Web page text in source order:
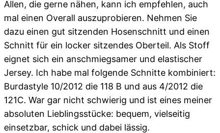
Allen, die gerne nähen, kann ich empfehlen, auch
mal einen Overall auszuprobieren. Nehmen Sie
dazu einen gut sitzenden Hosenschnitt und einen
Schnitt für ein locker sitzendes Oberteil. Als Stoff
eignet sich ein anschmiegsamer und elastischer
Jersey. Ich habe mal folgende Schnitte kombiniert:
Burdastyle 10/2012 die 118 B und aus 4/2012 die
121C. War gar nicht schwierig und ist eines meiner
absoluten Lieblingsstücke: bequem, vielseitig
einsetzbar, schick und dabei lässig.